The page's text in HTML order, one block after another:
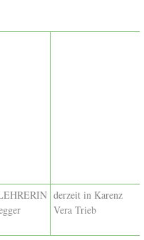
derzeit in Karenz
Vera Trieb